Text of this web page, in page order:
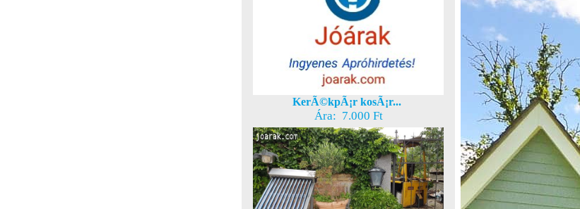
KerÃ©kpÃ¡r kosÃ¡r...
Ára: 7.000 Ft